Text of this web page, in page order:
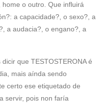
home o outro. Que influirá
a capacidade?, o sexo?, a
a audacia?, o engano?, a
dicir que TESTOSTERONA é
mais aínda sendo
certo ese etiquetado de
servir, pois non faría